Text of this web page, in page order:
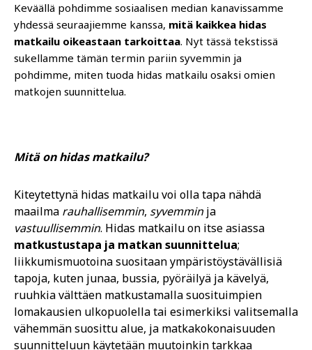
Keväällä pohdimme sosiaalisen median kanavissamme
yhdessä seuraajiemme kanssa, mitä kaikkea hidas
matkailu oikeastaan tarkoittaa. Nyt tässä tekstissä
sukellamme tämän termin pariin syvemmin ja
pohdimme, miten tuoda hidas matkailu osaksi omien
matkojen suunnittelua.
Mitä on hidas matkailu?
Kiteytettynä hidas matkailu voi olla tapa nähdä
maailma rauhallisemmin, syvemminja
vastuullisemmin. Hidas matkailu on itse asiassa
matkustustapa ja matkan suunnittelua;
liikkumismuotoina suositaan ympäristöystävällisiä
tapoja, kuten junaa, bussia, pyöräilyä ja kävelyä,
ruuhkia välttäen matkustamalla suosituimpien
lomakausien ulkopuolella tai esimerkiksi valitsemalla
vähemmän suosittu alue, ja matkakokonaisuuden
suunnitteluun käytetään muutoinkin tarkkaa